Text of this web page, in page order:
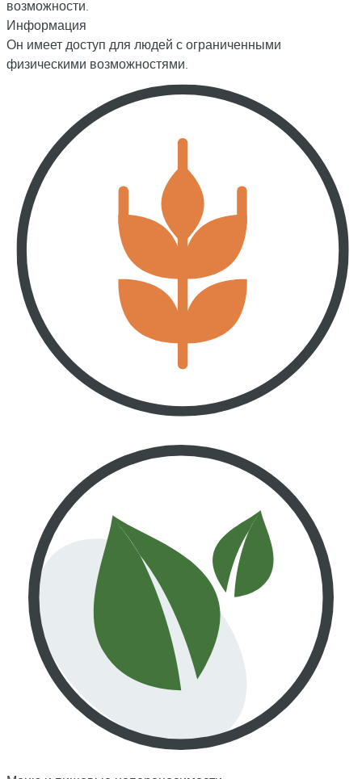
возможности.
Информация
Он имеет доступ для людей с ограниченными
физическими возможностями.